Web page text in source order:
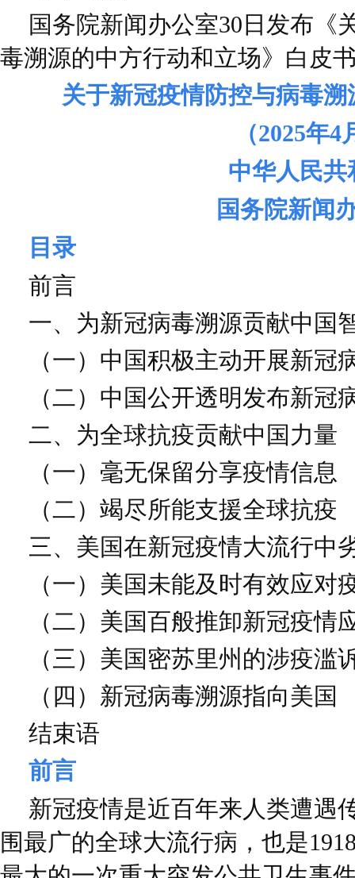
国务院新闻办公室30日发布《
毒溯源的中方行动和立场》白皮
关于新冠疫情防控与病毒
（2025年4
中华人民共
国务院新闻
目录
前言
一、为新冠病毒溯源贡献中国
（一）中国积极主动开展新冠
（二）中国公开透明发布新冠
二、为全球抗疫贡献中国力量
（一）毫无保留分享疫情信息
（二）竭尽所能支援全球抗疫
三、美国在新冠疫情大流行中
（一）美国未能及时有效应对
（二）美国百般推卸新冠疫情
（三）美国密苏里州的涉疫滥
（四）新冠病毒溯源指向美国
结束语
前言
新冠疫情是近百年来人类遭遇
围最广的全球大流行病，也是